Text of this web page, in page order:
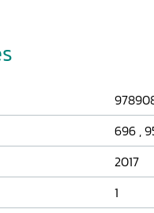
de rol van
diverse toegepaste typen
voetlicht gebracht en
Er wordt apart
onderhoud en de
daarvan.
696 ,
2017
1